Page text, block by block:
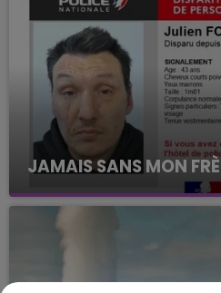
JAMAIS SANS MON
Julien Fourel n'a plus
mois. Sa sœur poursuit
retrouver.